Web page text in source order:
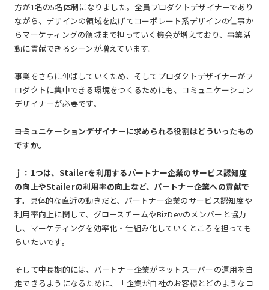
方が1名の5名体制になりました。全員プロダクトデザイナーであり
ながら、デザインの領域を広げてコーポレート系デザインの仕事か
らマーケティングの領域まで担っていく機会が増えており、事業活
動に貢献できるシーンが増えています。
事業をさらに伸ばしていくため、そしてプロダクトデザイナーがプ
ロダクトに集中できる環境をつくるためにも、コミュニケーション
デザイナーが必要です。
――コミュニケーションデザイナーに求められる役割はどういったもの
ですか。
ｊ：1つは、Stailerを利用するパートナー企業のサービス認知度
の向上やStailerの利用率の向上など、パートナー企業への貢献で
す。 具体的な直近の動きだと、パートナー企業のサービス認知度や
利用率向上に関して、グロースチームやBizDevのメンバーと協力
し、マーケティングを効率化・仕組み化していくところを担っても
らいたいです。
そして中長期的には、パートナー企業がネットスーパーの運用を自
走できるようになるために、「企業が自社のお客様とどのようなコ